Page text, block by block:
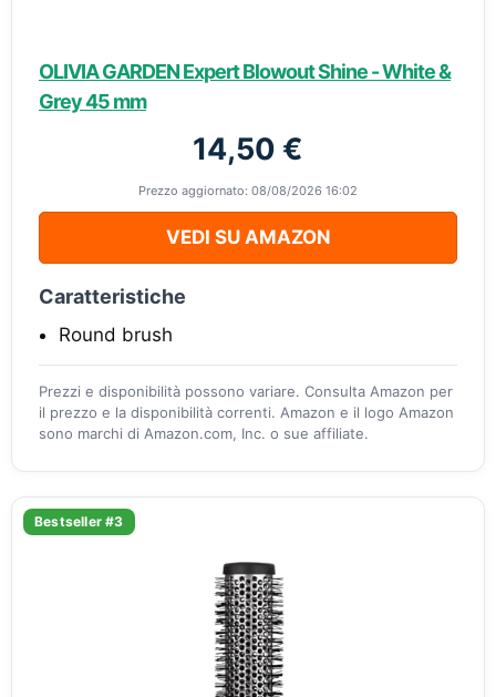
OLIVIA GARDEN Expert Blowout Shine - White &
Grey 45 mm
14,50 €
Prezzo aggiornato: 08/08/2026 16:02
VEDI SU AMAZON
Caratteristiche
Round brush
Prezzi e disponibilità possono variare. Consulta Amazon per
il prezzo e la disponibilità correnti. Amazon e il logo Amazon
sono marchi di Amazon.com, Inc. o sue affiliate.
Bestseller #3